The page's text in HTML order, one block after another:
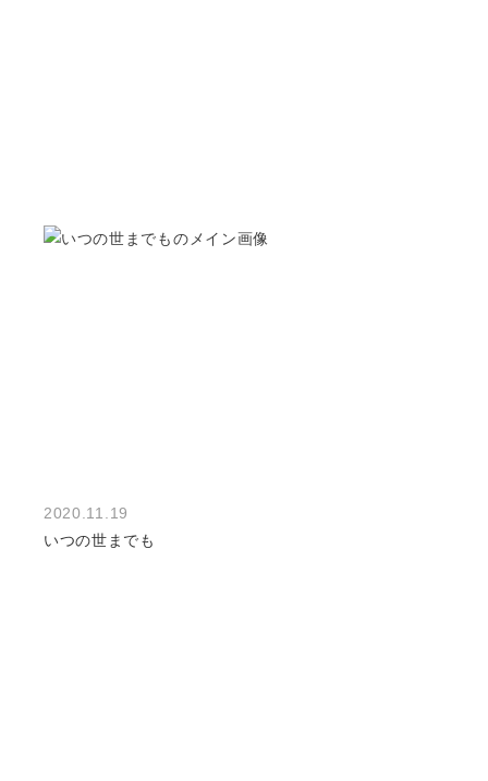
2020.11.19
いつの世までも